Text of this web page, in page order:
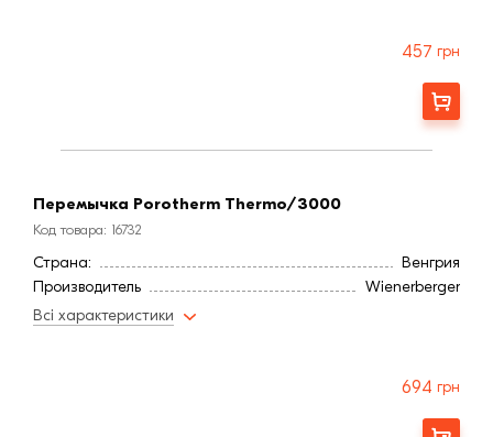
457 грн
Заказать
Перемычка Porotherm Thermo/3000
Код товара: 16732
Страна:
Венгрия
Производитель
Wienerberger
Всі характеристики
694 грн